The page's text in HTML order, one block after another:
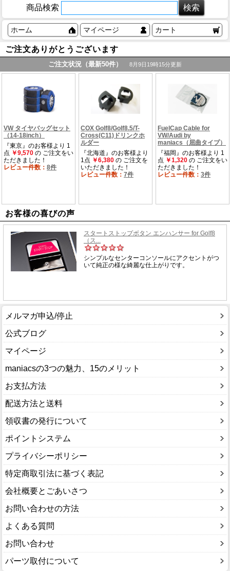
商品検索
ホーム マイページ カート
ご注文ありがとうございます
お客様の喜びの声
メルマガ申込/停止
公式ブログ
マイページ
maniacsの3つの魅力、15のメリット
お支払方法
配送方法と送料
領収書の発行について
ポイントシステム
プライバシーポリシー
特定商取引法に基づく表記
会社概要とごあいさつ
お問い合わせの方法
よくある質問
お問い合わせ
パーツ取付について